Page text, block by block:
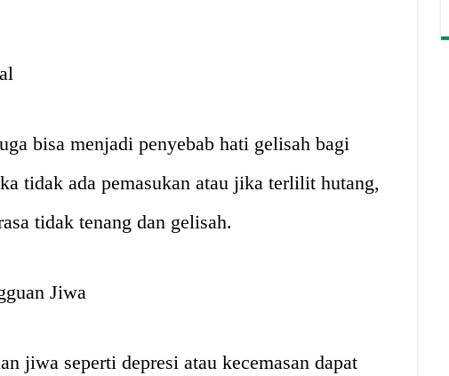
bisa menjadi penyebab hati gelisah bagi
tidak ada pemasukan atau jika terlilit hutang,
tidak tenang dan gelisah.
Jiwa
jiwa seperti depresi atau kecemasan dapat